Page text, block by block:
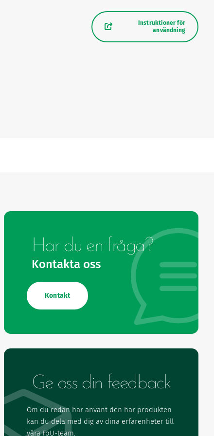
Instruktioner för
användning
Har du en fråga?
Kontakta oss
Kontakt
Ge oss din feedback
Om du redan har använt den här produkten
kan du dela med dig av dina erfarenheter till
våra FoU-team.